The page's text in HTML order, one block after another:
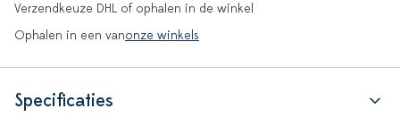
Verzendkeuze DHL of ophalen in de winkel
Ophalen in een vanonze winkels
Specificaties